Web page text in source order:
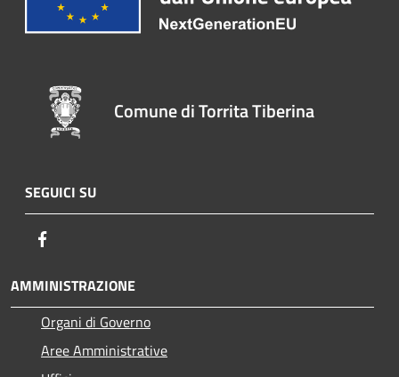
Comune di Torrita Tiberina
SEGUICI SU
AMMINISTRAZIONE
Organi di Governo
Aree Amministrative